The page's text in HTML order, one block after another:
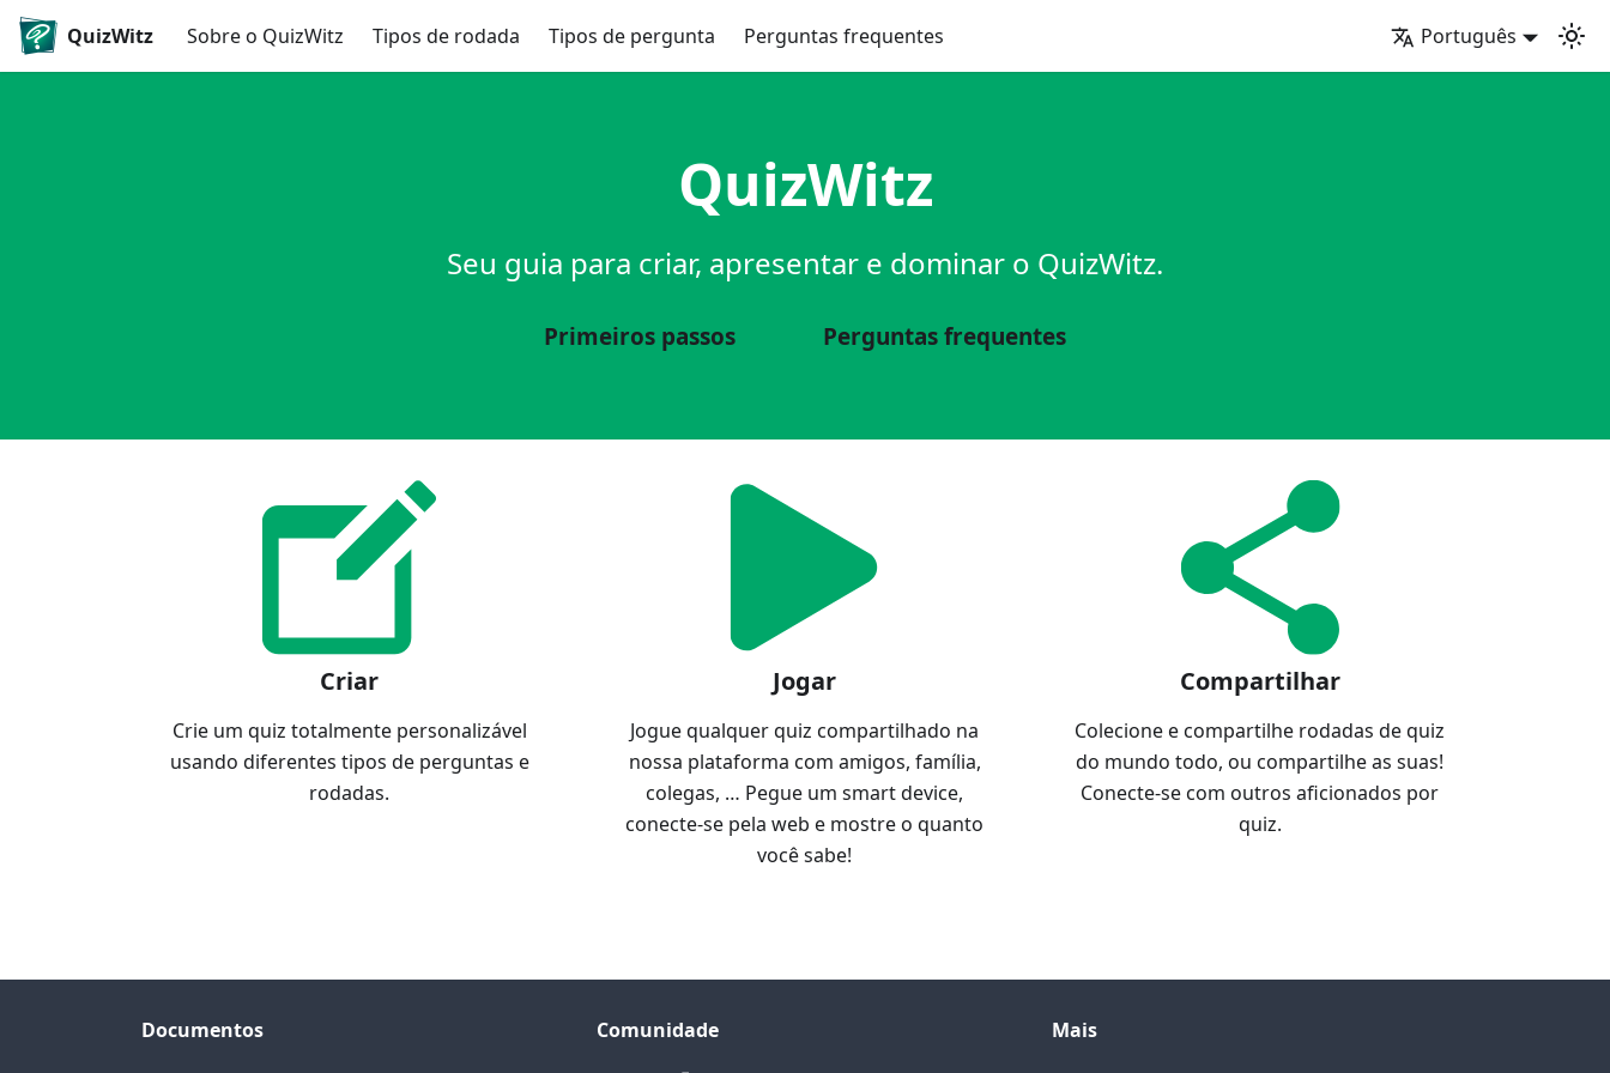
QuizWitz Sobre o QuizWitz Tipos de rodada Tipos de pergunta Perguntas frequentes Português
QuizWitz
Seu guia para criar, apresentar e dominar o QuizWitz.
Primeiros passos Perguntas frequentes
Criar
Crie um quiz totalmente personalizável
usando diferentes tipos de perguntas e
rodadas.
Jogar
Jogue qualquer quiz compartilhado na
nossa plataforma com amigos, família,
colegas, … Pegue um smart device,
conecte-se pela web e mostre o quanto
você sabe!
Compartilhar
Colecione e compartilhe rodadas de quiz
do mundo todo, ou compartilhe as suas!
Conecte-se com outros aficionados por
quiz.
Documentos
Comunidade
Mais